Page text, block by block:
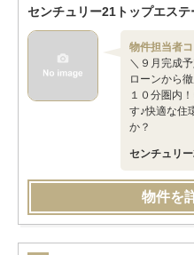
センチュリー21トップエステ
物件担当者
＼９月完成
ローンから
１０分圏内
す♪快適な住
か？
センチュリ
物件を